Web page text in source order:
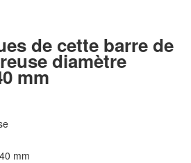
de cette barre de
diamètre
mm
mm